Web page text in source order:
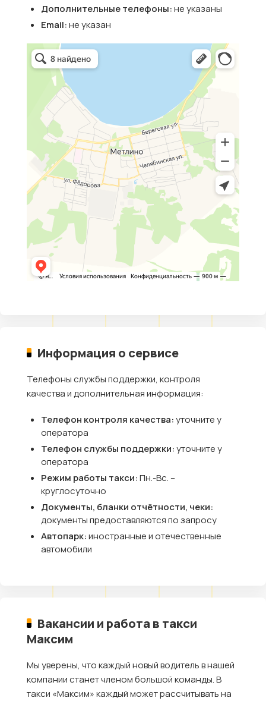
Дополнительные телефоны:не указаны
Email:не указан
Информация о сервисе
Телефоны службы поддержки, контроля
качества и дополнительная информация:
Телефон контроля качества:уточните у
оператора
Телефон службы поддержки:уточните у
оператора
Режим работы такси:Пн.-Вс. –
круглосуточно
Документы, бланки отчётности, чеки:
документы предоставляются по запросу
Автопарк:иностранные и отечественные
автомобили
Вакансии и работа в такси
Максим
Мы уверены, что каждый новый водитель в нашей
компании станет членом большой команды. В
такси «Максим» каждый может рассчитывать на